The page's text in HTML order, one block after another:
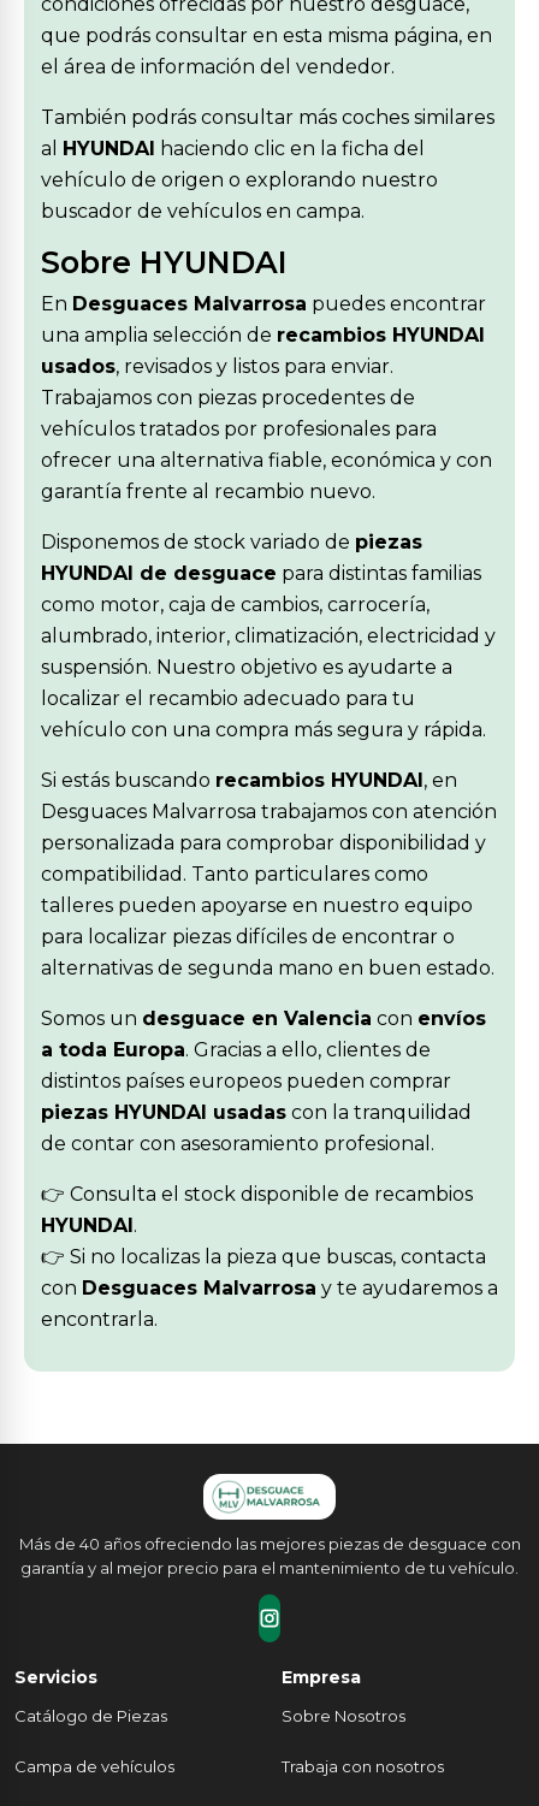
que podrás consultar en esta misma página, en
el área de información del vendedor.
También podrás consultar más coches similares
al HYUNDAI haciendo clic en la ficha del
vehículo de origen o explorando nuestro
buscador de vehículos en campa.
Sobre HYUNDAI
En Desguaces Malvarrosa puedes encontrar
una amplia selección de recambios HYUNDAI
usados, revisados y listos para enviar.
Trabajamos con piezas procedentes de
vehículos tratados por profesionales para
ofrecer una alternativa fiable, económica y con
garantía frente al recambio nuevo.
Disponemos de stock variado de piezas
HYUNDAI de desguace para distintas familias
como motor, caja de cambios, carrocería,
alumbrado, interior, climatización, electricidad y
suspensión. Nuestro objetivo es ayudarte a
localizar el recambio adecuado para tu
vehículo con una compra más segura y rápida.
Si estás buscando recambios HYUNDAI, en
Desguaces Malvarrosa trabajamos con atención
personalizada para comprobar disponibilidad y
compatibilidad. Tanto particulares como
talleres pueden apoyarse en nuestro equipo
para localizar piezas difíciles de encontrar o
alternativas de segunda mano en buen estado.
Somos un desguace en Valencia con envíos
a toda Europa. Gracias a ello, clientes de
distintos países europeos pueden comprar
piezas HYUNDAI usadas con la tranquilidad
de contar con asesoramiento profesional.
👉 Consulta el stock disponible de recambios
HYUNDAI.
👉 Si no localizas la pieza que buscas, contacta
con Desguaces Malvarrosa y te ayudaremos a
encontrarla.
Más de 40 años ofreciendo las mejores piezas de desguace con
garantía y al mejor precio para el mantenimiento de tu vehículo.
Servicios
Catálogo de Piezas
Campa de vehículos
Empresa
Sobre Nosotros
Trabaja con nosotros